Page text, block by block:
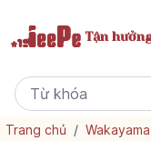
Tận hưởng
Trang chủ / Wakayama